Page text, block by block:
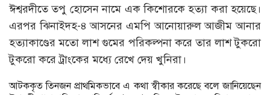
ঈশ্বরদীতে তপু হোসেন নামে এক কিশোরকে হত্যা করা হয়েছে।
এরপর ঝিনাইদহ-৪ আসনের এমপি আনোয়ারুল আজীম আনার
হত্যাকাণ্ডের মতো লাশ গুমের পরিকল্পনা করে তার লাশ টুকরো
টুকরো করে ট্রাংকের মধ্যে রেখে দেয় খুনিরা।
আটককৃত তিনজন প্রাথমিকভাবে এ কথা স্বীকার করেছে বলে জানিয়েছেন